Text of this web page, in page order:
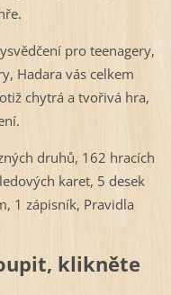
pro teenagery,
Hadara vás celkem
chytrá a tvořivá hra,
druhů, 162 hracích
karet, 5 desek
1 zápisník, Pravidla
klikněte